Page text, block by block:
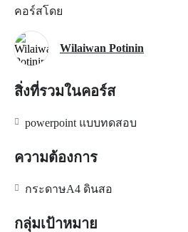
คอร์สโดย
Wilaiwan Potinin
สิ่งที่รวมในคอร์ส
powerpoint แบบทดสอบ
ความต้องการ
กระดาษA4 ดินสอ
กลุ่มเป้าหมาย